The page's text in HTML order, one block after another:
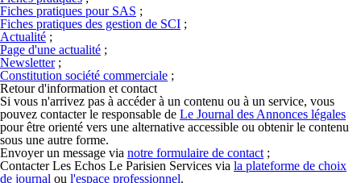
Fiches pratiques pour SAS ;
Fiches pratiques des gestion de SCI ;
Actualité ;
Page d'une actualité ;
Newsletter;
Constitution société commerciale ;
Retour d'information et contact
Si vous n'arrivez pas à accéder à un contenu ou à un service, vous
pouvez contacter le responsable de Le Journal des Annonces légales
pour être orienté vers une alternative accessible ou obtenir le contenu
sous une autre forme.
Envoyer un message via notre formulaire de contact ;
Contacter Les Echos Le Parisien Services via la plateforme de choix
de journal ou l'espace professionnel.